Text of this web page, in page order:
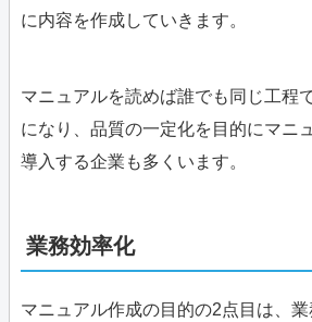
に内容を作成していきます。
マニュアルを読めば誰でも同じ工程
になり、品質の一定化を目的にマニ
導入する企業も多くいます。
業務効率化
マニュアル作成の目的の2点目は、